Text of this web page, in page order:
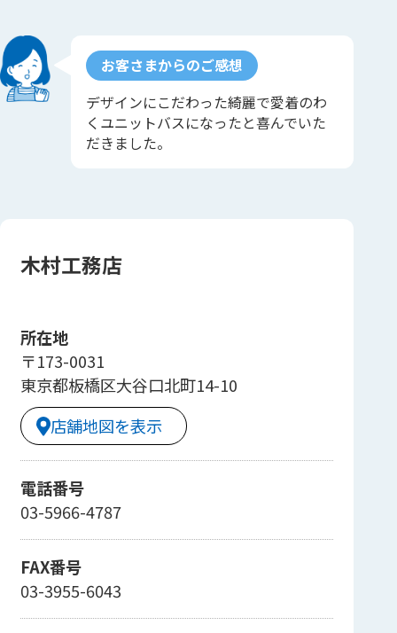
お客さまからのご感想
デザインにこだわった綺麗で愛着のわ
くユニットバスになったと喜んでいた
だきました。
木村工務店
所在地
〒173-0031
東京都板橋区大谷口北町14-10
店舗地図を表示
電話番号
03-5966-4787
FAX番号
03-3955-6043